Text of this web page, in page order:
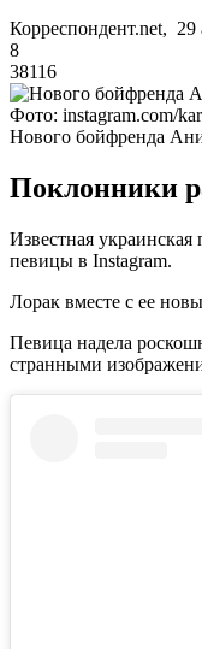
Корреспондент.net, 29
8
38116
Фото: instagram.com/
Нового бойфренда
Поклонники
Известная
певицы в Instagram.
Лорак вместе с ее
Певица надела
странными